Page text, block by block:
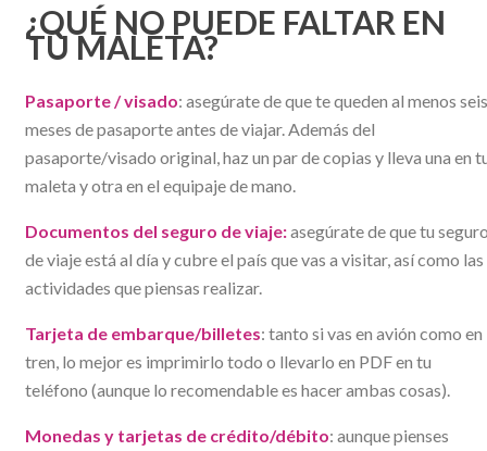
¿QUÉ NO PUEDE FALTAR EN
TU MALETA?
Pasaporte / visado: asegúrate de que te queden al menos seis
meses de pasaporte antes de viajar. Además del
pasaporte/visado original, haz un par de copias y lleva una en
maleta y otra en el equipaje de mano.
Documentos del seguro de viaje:asegúrate de que tu
de viaje está al día y cubre el país que vas a visitar, así como las
actividades que piensas realizar.
Tarjeta de embarque/billetes: tanto si vas en avión como en
tren, lo mejor es imprimirlo todo o llevarlo en PDF en tu
teléfono (aunque lo recomendable es hacer ambas cosas).
Monedas y tarjetas de crédito/débito: aunque pienses